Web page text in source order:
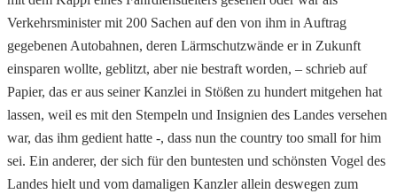
Verkehrsminister mit 200 Sachen auf den von ihm in Auftrag
gegebenen Autobahnen, deren Lärmschutzwände er in Zukunft
einsparen wollte, geblitzt, aber nie bestraft worden, – schrieb auf
Papier, das er aus seiner Kanzlei in Stößen zu hundert mitgehen hat
lassen, weil es mit den Stempeln und Insignien des Landes versehen
war, das ihm gedient hatte -, dass nun the country too small for him
sei. Ein anderer, der sich für den buntesten und schönsten Vogel des
Landes hielt und vom damaligen Kanzler allein deswegen zum